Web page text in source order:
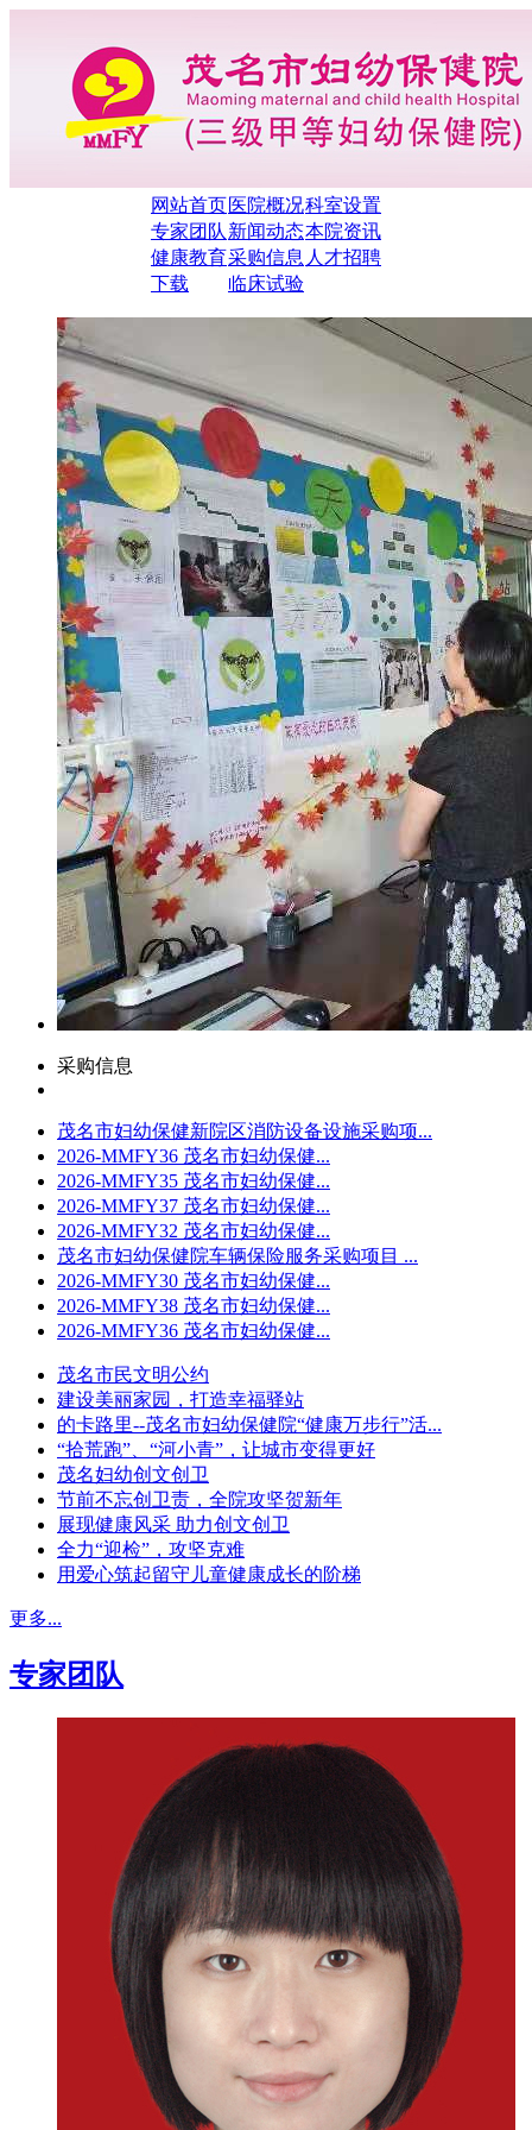
网站首页医院概况科室设置
专家团队 新闻动态本院资讯
健康教育采购信息 人才招聘
下载
临床试验
采购信息
茂名市妇幼保健新院区消防设备设施采购项...
2026-MMFY36 茂名市妇幼保健...
2026-MMFY35 茂名市妇幼保健...
2026-MMFY37 茂名市妇幼保健...
2026-MMFY32 茂名市妇幼保健...
茂名市妇幼保健院车辆保险服务采购项目 ...
2026-MMFY30 茂名市妇幼保健...
2026-MMFY38 茂名市妇幼保健...
2026-MMFY36 茂名市妇幼保健...
茂名市民文明公约
建设美丽家园，打造幸福驿站
的卡路里--茂名市妇幼保健院“健康万步行”活...
“拾荒跑”、“河小青”，让城市变得更好
茂名妇幼创文创卫
节前不忘创卫责，全院攻坚贺新年
展现健康风采 助力创文创卫
全力“迎检”，攻坚克难
用爱心筑起留守儿童健康成长的阶梯
更多...
专家团队